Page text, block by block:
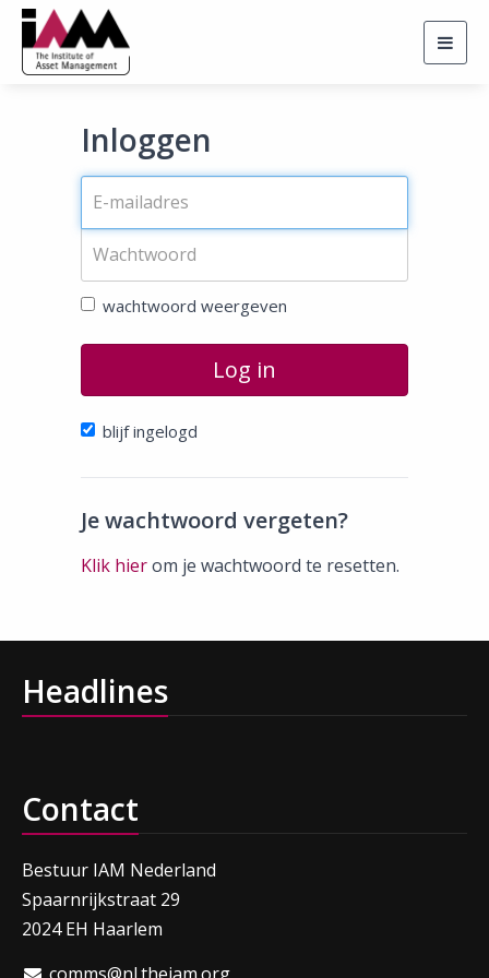
Inloggen
wachtwoord weergeven
Log in
blijf ingelogd
Je wachtwoord vergeten?
Klik hierom je wachtwoord te resetten.
Headlines
Contact
Bestuur IAM Nederland
Spaarnrijkstraat 29
2024 EH Haarlem
comms@nl.theiam.org